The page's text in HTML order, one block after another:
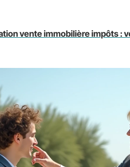
vente immobilière impôts :